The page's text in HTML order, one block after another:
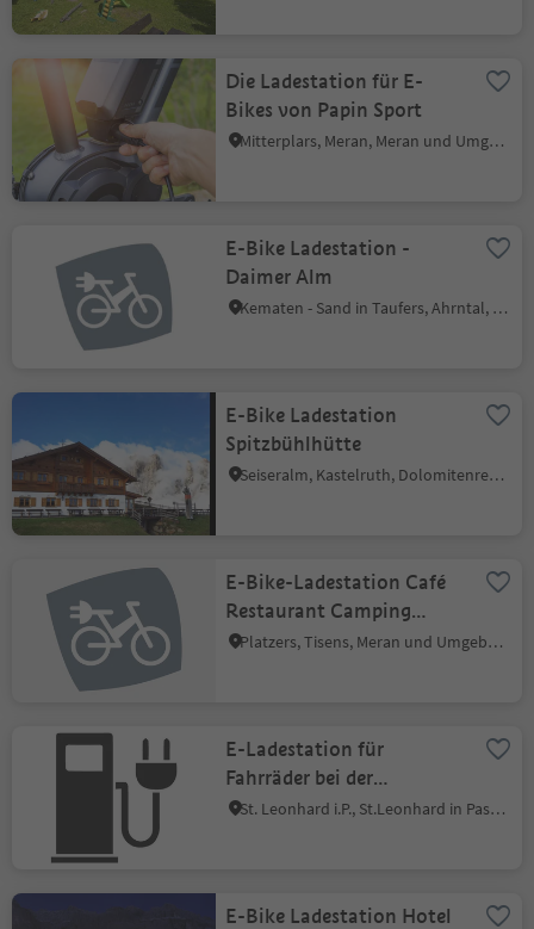
Die Ladestation für E-
Bikes von Papin Sport
Mitterplars, Meran, Meran und Umgebung
E-Bike Ladestation -
Daimer Alm
Kematen - Sand in Taufers, Ahrntal, Ahrntal
E-Bike Ladestation
Spitzbühlhütte
Seiseralm, Kastelruth, Dolomitenregion Seiser Alm
E-Bike-Ladestation Café
Restaurant Camping
Tisens
Platzers, Tisens, Meran und Umgebung
E-Ladestation für
Fahrräder bei der
Dorfbrücke in St.
St. Leonhard i.P., St.Leonhard in Passeier, Meran und Umgebung
E-Bike Ladestation Hotel